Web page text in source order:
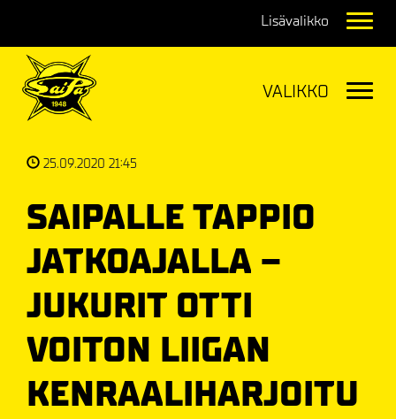
25.09.2020 21:45
SAIPALLE TAPPIO
JATKOAJALLA –
JUKURIT OTTI
VOITON LIIGAN
KENRAALIHARJOITU